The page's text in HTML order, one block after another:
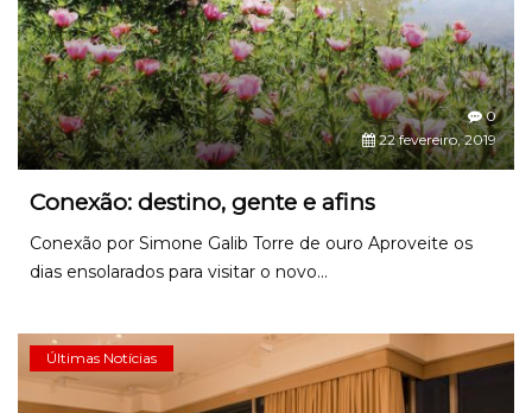
0
22 fevereiro, 2019
Conexão: destino, gente e afins
Conexão por Simone Galib Torre de ouro Aproveite os
dias ensolarados para visitar o novo...
Últimas Notícias